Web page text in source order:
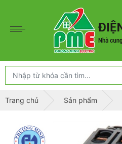
Trang chủ Sản phẩm